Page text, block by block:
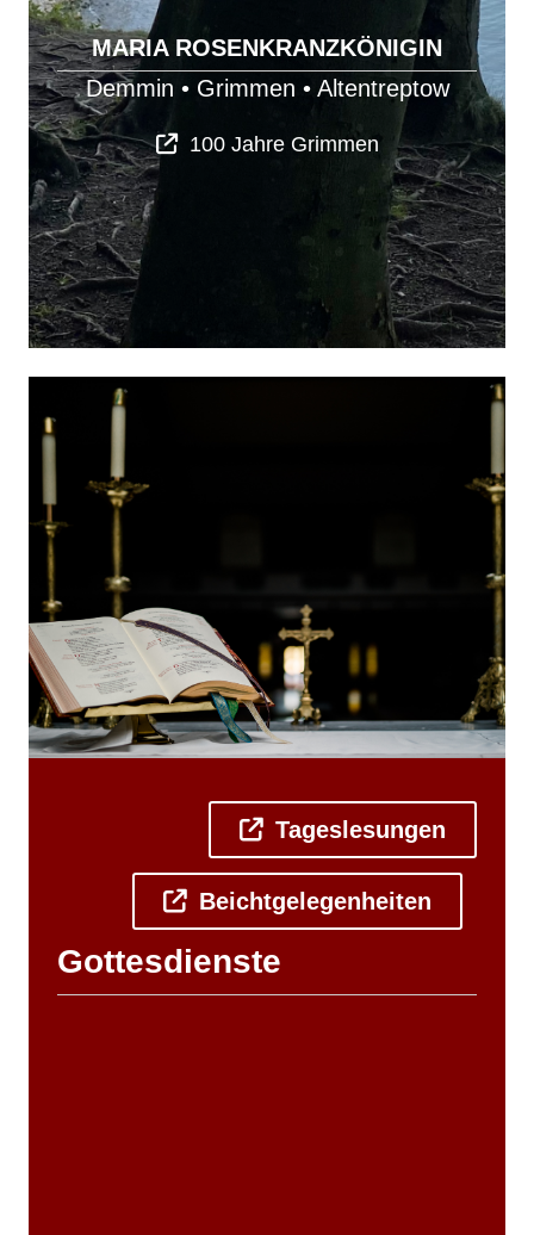
MARIA ROSENKRANZKÖNIGIN
Demmin • Grimmen • Altentreptow
100 Jahre Grimmen
Tageslesungen
Beichtgelegenheiten
Gottesdienste